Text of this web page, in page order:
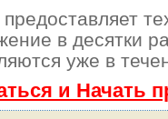
в десятки
уже в
и Начать